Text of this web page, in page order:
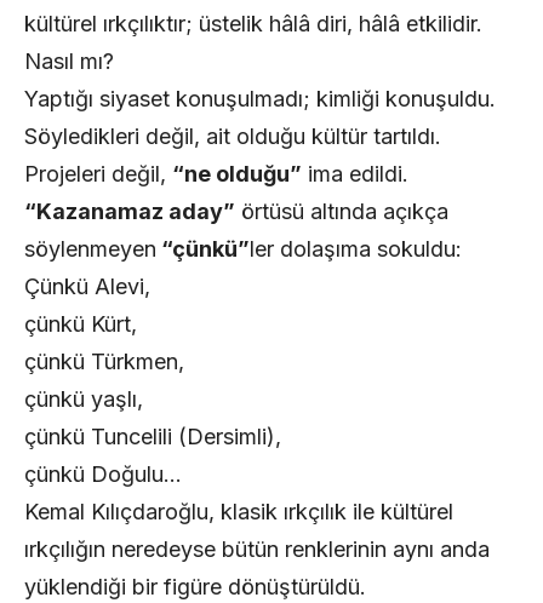
kültürel ırkçılıktır; üstelik hâlâ diri, hâlâ etkilidir.
Nasıl mı?
Yaptığı siyaset konuşulmadı; kimliği konuşuldu.
Söyledikleri değil, ait olduğu kültür tartıldı.
Projeleri değil, “ne olduğu” ima edildi.
“Kazanamaz aday” örtüsü altında açıkça
söylenmeyen “çünkü”ler dolaşıma sokuldu:
Çünkü Alevi,
çünkü Kürt,
çünkü Türkmen,
çünkü yaşlı,
çünkü Tuncelili (Dersimli),
çünkü Doğulu…
Kemal Kılıçdaroğlu, klasik ırkçılık ile kültürel
ırkçılığın neredeyse bütün renklerinin aynı anda
yüklendiği bir figüre dönüştürüldü.